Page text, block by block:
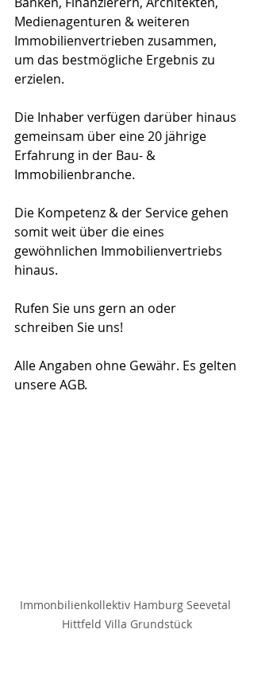
Medienagenturen & weiteren
Immobilienvertrieben zusammen,
um das bestmögliche Ergebnis zu
erzielen.
Die Inhaber verfügen darüber hinaus
gemeinsam über eine 20 jährige
Erfahrung in der Bau- &
Immobilienbranche.
Die Kompetenz & der Service gehen
somit weit über die eines
gewöhnlichen Immobilienvertriebs
hinaus.
Rufen Sie uns gern an oder
schreiben Sie uns!
Alle Angaben ohne Gewähr. Es gelten
unsere AGB.
Immonbilienkollektiv Hamburg Seevetal
Hittfeld Villa Grundstück